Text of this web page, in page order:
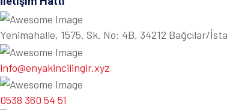
Yenimahalle, 1575. Sk. No: 4B, 34212 Bağcılar/
info@enyakincilingir.xyz
0538 360 54 51